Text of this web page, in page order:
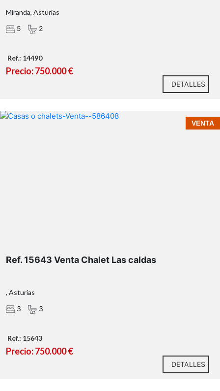
Miranda, Asturias
5
2
Ref.: 14490
Precio: 750.000 €
DETALLES
VENTA
Ref. 15643 Venta Chalet Las caldas
, Asturias
3
3
Ref.: 15643
Precio: 750.000 €
DETALLES